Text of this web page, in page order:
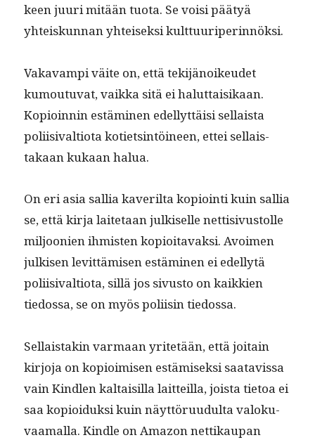
keen juuri mitään tuo­ta. Se voisi pää­tyä
yhteiskun­nan yhteisek­si kulttuuriperinnöksi.
Vakavampi väite on, että tek­i­jänoikeudet
kumoutu­vat, vaik­ka sitä ei halut­taisikaan.
Kopi­oin­nin estämi­nen edel­lyt­täisi sel­l­aista
poli­isi­val­tio­ta koti­etsin­töi­neen, ettei sel­l­ais­
takaan kukaan halua.
On eri asia sal­lia kaver­il­ta kopi­oin­ti kuin sal­lia
se, että kir­ja laite­taan julkiselle net­ti­sivus­tolle
miljoonien ihmis­ten kopi­oitavak­si. Avoimen
julkisen levit­tämisen estämi­nen ei edel­lytä
poli­isi­val­tio­ta, sil­lä jos sivus­to on kaikkien
tiedos­sa, se on myös poli­isin tiedossa.
Sel­l­ais­takin var­maan yritetään, että joitain
kir­jo­ja on kopi­oimisen estämisek­si saatavis­sa
vain Kindlen kaltaisil­la lait­teil­la, joista tietoa ei
saa kopi­oiduk­si kuin näyt­töru­udul­ta val­oku­
vaa­mal­la. Kin­dle on Ama­zon net­tikau­pan